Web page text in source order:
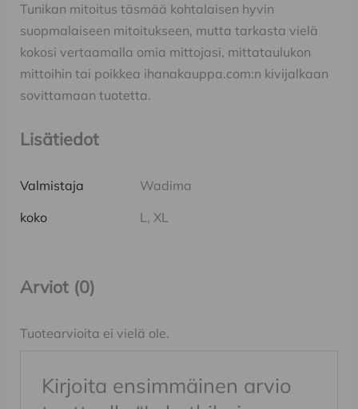
Tunikan mitoitus täsmää kohtalaisen hyvin
suopmalaiseen mitoitukseen, mutta tarkasta vielä
kokosi vertaamalla omia mittojasi, mittataulukon
mittoihin tai poikkea ihanakauppa.com:n kivijalkaan
sovittamaan tuotetta.
Lisätiedot
Valmistaja
Wadima
koko
L, XL
Arviot (0)
Tuotearvioita ei vielä ole.
Kirjoita ensimmäinen arvio